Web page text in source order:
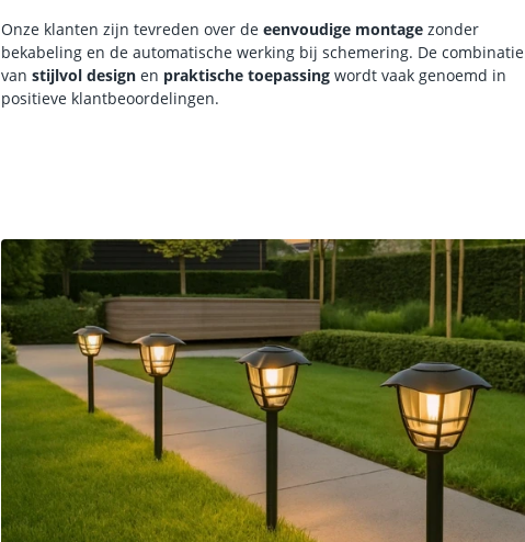
Onze klanten zijn tevreden over de eenvoudige montage zonder
bekabeling en de automatische werking bij schemering. De combinatie
van stijlvol design en praktische toepassing wordt vaak genoemd in
positieve klantbeoordelingen.